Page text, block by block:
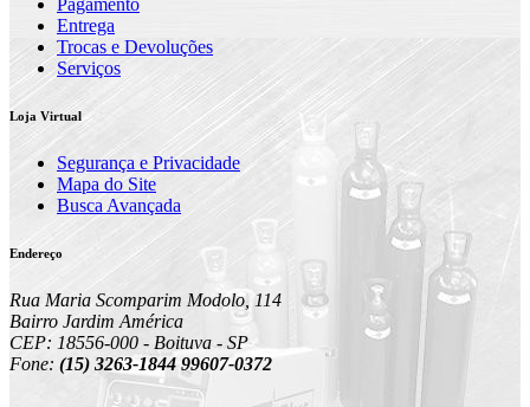
Entrega
Trocas e Devoluções
Serviços
Loja Virtual
Segurança e Privacidade
Mapa do Site
Busca Avançada
Endereço
Rua Maria Scomparim Modolo, 114
Bairro Jardim América
CEP: 18556-000 - Boituva - SP
Fone: (15) 3263-1844 99607-0372